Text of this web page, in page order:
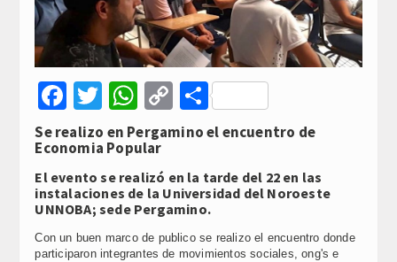
Facebook
Twitter
WhatsApp
Copy
Link
Compartir
Se realizo en Pergamino el encuentro de
Economia Popular
El evento se realizó en la tarde del 22 en las
instalaciones de la Universidad del Noroeste
UNNOBA; sede Pergamino.
Con un buen marco de publico se realizo el encuentro donde
participaron integrantes de movimientos sociales, ong's e